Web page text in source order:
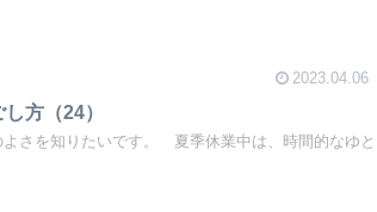
2023.04.06
方（24）
さを知りたいです。 夏季休業中は、時間的なゆと